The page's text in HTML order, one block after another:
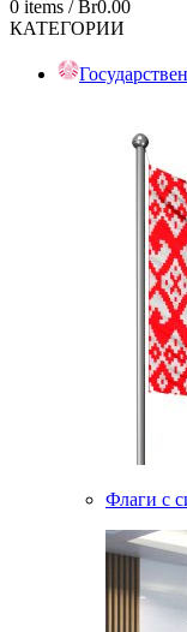
0 items / Br0.00
КАТЕГОРИИ
Флаги с